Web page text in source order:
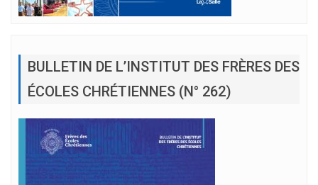
BULLETIN DE L’INSTITUT DES FRÈRES DES
ÉCOLES CHRÉTIENNES (N° 262)